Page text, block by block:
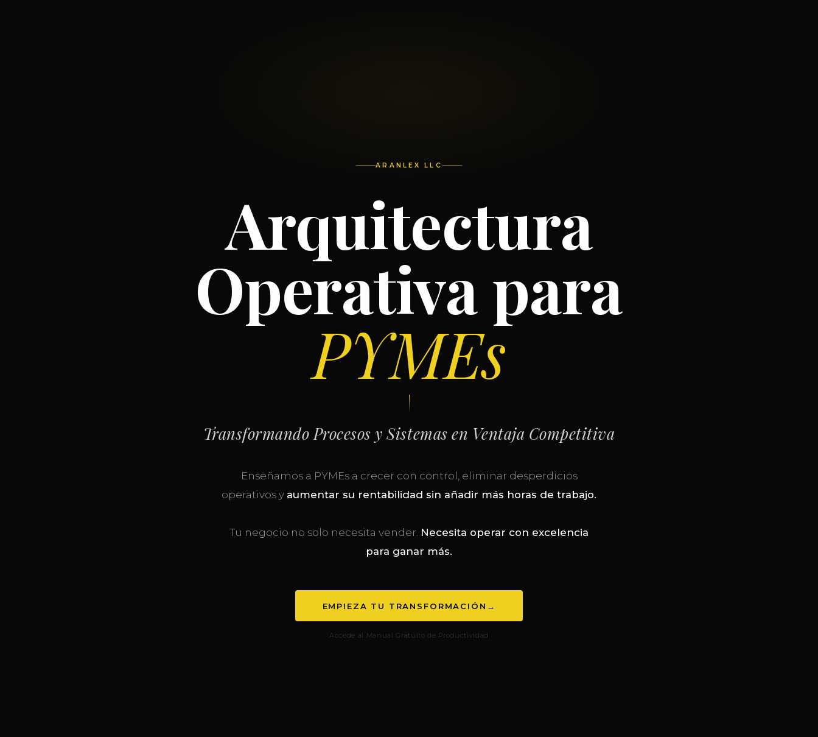
ARANLEX LLC
Arquitectura
Operativa para
PYMEs
Transformando Procesos y Sistemas en Ventaja Competitiva
Enseñamos a PYMEs a crecer con control, eliminar desperdicios
operativos y aumentar su rentabilidad sin añadir más horas de trabajo.
Tu negocio no solo necesita vender. Necesita operar con excelencia
para ganar más.
EMPIEZA TU TRANSFORMACIÓN →
Accede al Manual Gratuito de Productividad